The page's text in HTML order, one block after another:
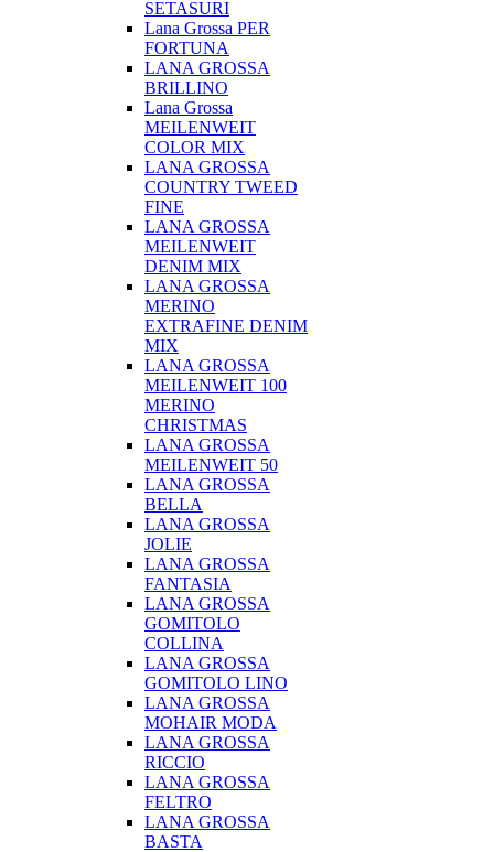
SETASURI
Lana Grossa PER
FORTUNA
LANA GROSSA
BRILLINO
Lana Grossa
MEILENWEIT
COLOR MIX
LANA GROSSA
COUNTRY TWEED
FINE
LANA GROSSA
MEILENWEIT
DENIM MIX
LANA GROSSA
MERINO
EXTRAFINE DENIM
MIX
LANA GROSSA
MEILENWEIT 100
MERINO
CHRISTMAS
LANA GROSSA
MEILENWEIT 50
LANA GROSSA
BELLA
LANA GROSSA
JOLIE
LANA GROSSA
FANTASIA
LANA GROSSA
GOMITOLO
COLLINA
LANA GROSSA
GOMITOLO LINO
LANA GROSSA
MOHAIR MODA
LANA GROSSA
RICCIO
LANA GROSSA
FELTRO
LANA GROSSA
BASTA